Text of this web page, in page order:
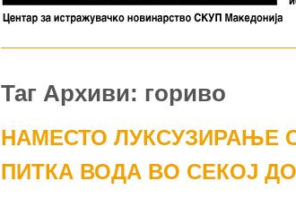
Таг Архиви: гориво
НАМЕСТО ЛУКСУЗИРАЊЕ
ПИТКА ВОДА ВO СЕКОЈ